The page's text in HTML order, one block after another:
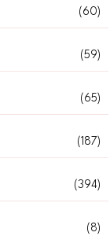
(60)
(59)
(65)
(187)
(394)
(8)